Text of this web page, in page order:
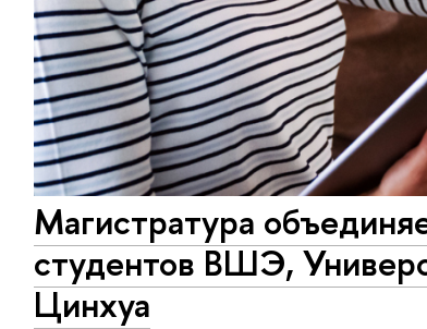
Магистратура
студентов ВШЭ,
Цинхуа